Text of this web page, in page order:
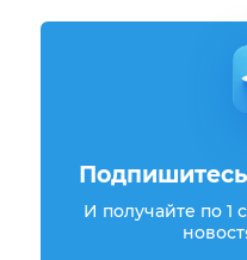
И получайте по